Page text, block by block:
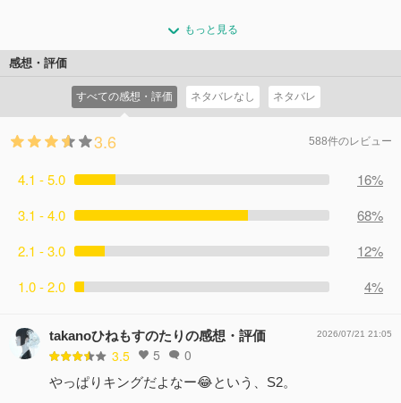
して現場復帰を果たす。ある日、刑事時代の同僚ピートが
が倒れてしまい…。
のやり方に納得がいかず不満をぶつけることもしばしば。
一方、入院中のブレイディの容体は一向に進展がないよう
に見られたが、ある日、看護師のセイディが彼の異変に気
づき、やがて彼女は何かに取り憑かれたような行動をとる
ようになる…。
する。ある晩、彼は恋人の家に泊まるセイディをホリーに
見張らせ、自身はセイディの実家を訪ねる。そしてセイデ
締め出されてしまうのだった。行き詰りを感じ、ビルは別
れた妻ドナの家に車を走らせる。翌日、病院ではセイディ
から異動希望の申し入れがあり…。
もっと見る
感想・評価
すべての感想・評価 ネタバレなし ネタバレ
3.6 588件のレビュー
4.1 - 5.0
16%
3.1 - 4.0
68%
2.1 - 3.0
12%
1.0 - 2.0
4%
takanoひねもすのたりの感想・評価
3.5 5 0
2026/07/21 21:05
やっぱりキングだよなー😂という、S2。